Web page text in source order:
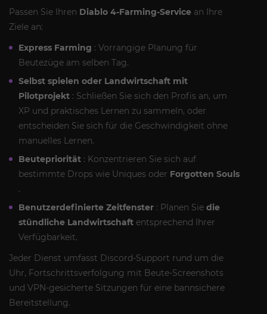
Passen Sie Ihren Diablo 4-Farming-Service an Ihre
Ziele an:
Express Farming : Vorrangige Planung für
Beutezüge am selben Tag.
Selbst spielen oder Landwirtschaft mit
Pilotprojekt : Schließen Sie sich den Profis an, um
XP und praktisches Lernen zu sammeln, oder
entscheiden Sie sich für die Geschwindigkeit ohne
manuelles Lernen.
Beutepriorität : Konzentrieren Sie sich auf
bestimmte Drops wie Uniques oder Forgotten Souls
.
Benutzerdefinierte Zeitfenster : Planen Sie die
stündliche Landwirtschaft entsprechend Ihrer
Verfügbarkeit.
Jeder Dienst umfasst Discord-Support rund um die
Uhr, Fortschrittsverfolgung mit Beute-Screenshots
und VPN-gesicherte Sitzungen für eine bannsichere
Bereitstellung.